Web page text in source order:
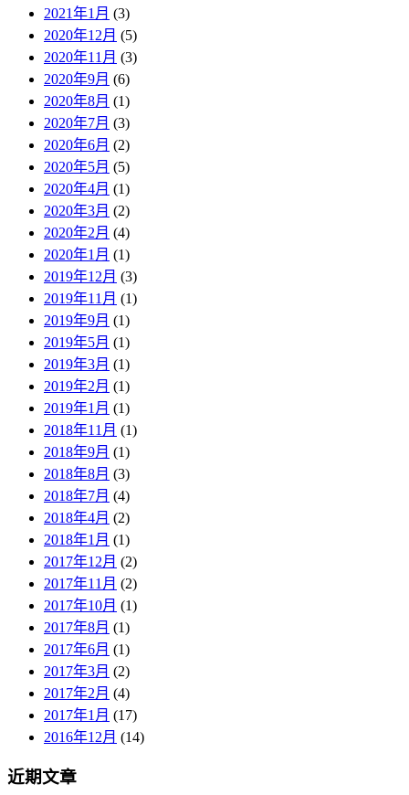
2021年1月 (3)
2020年12月 (5)
2020年11月 (3)
2020年9月 (6)
2020年8月 (1)
2020年7月 (3)
2020年6月 (2)
2020年5月 (5)
2020年4月 (1)
2020年3月 (2)
2020年2月 (4)
2020年1月 (1)
2019年12月 (3)
2019年11月 (1)
2019年9月 (1)
2019年5月 (1)
2019年3月 (1)
2019年2月 (1)
2019年1月 (1)
2018年11月 (1)
2018年9月 (1)
2018年8月 (3)
2018年7月 (4)
2018年4月 (2)
2018年1月 (1)
2017年12月 (2)
2017年11月 (2)
2017年10月 (1)
2017年8月 (1)
2017年6月 (1)
2017年3月 (2)
2017年2月 (4)
2017年1月 (17)
2016年12月 (14)
近期文章